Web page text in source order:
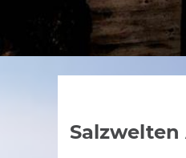
Salzwelten